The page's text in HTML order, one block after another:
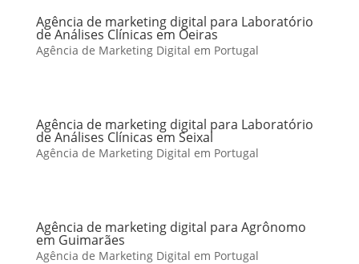
Agência de marketing digital para Laboratório
de Análises Clínicas em Oeiras
Agência de Marketing Digital em Portugal
Agência de marketing digital para Laboratório
de Análises Clínicas em Seixal
Agência de Marketing Digital em Portugal
Agência de marketing digital para Agrônomo
em Guimarães
Agência de Marketing Digital em Portugal